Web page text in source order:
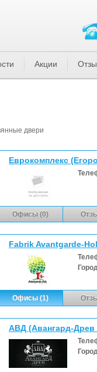
двери
Еврокомплекс
Офисы (0)
Fabrik Avantgarde-
Офисы (1)
АВД (Авангард-
Акции